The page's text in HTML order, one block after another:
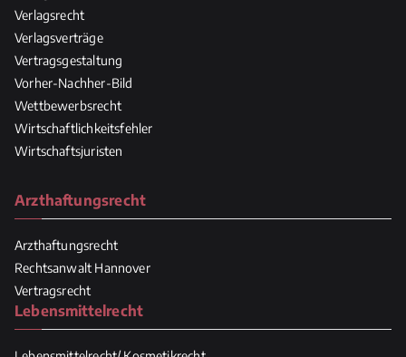
Verlagsrecht
Verlagsverträge
Vertragsgestaltung
Vorher-Nachher-Bild
Wettbewerbsrecht
Wirtschaftlichkeitsfehler
Wirtschaftsjuristen
Arzthaftungsrecht
Arzthaftungsrecht
Rechtsanwalt Hannover
Vertragsrecht
Lebensmittelrecht